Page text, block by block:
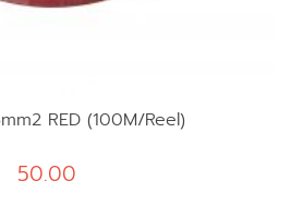
RED (100M/Reel)
50.00